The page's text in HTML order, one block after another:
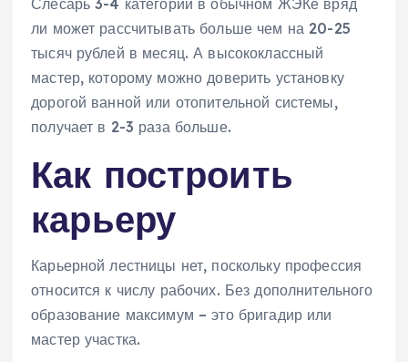
Слесарь 3-4 категории в обычном ЖЭКе вряд
ли может рассчитывать больше чем на 20-25
тысяч рублей в месяц. А высококлассный
мастер, которому можно доверить установку
дорогой ванной или отопительной системы,
получает в 2-3 раза больше.
Как построить
карьеру
Карьерной лестницы нет, поскольку профессия
относится к числу рабочих. Без дополнительного
образование максимум – это бригадир или
мастер участка.